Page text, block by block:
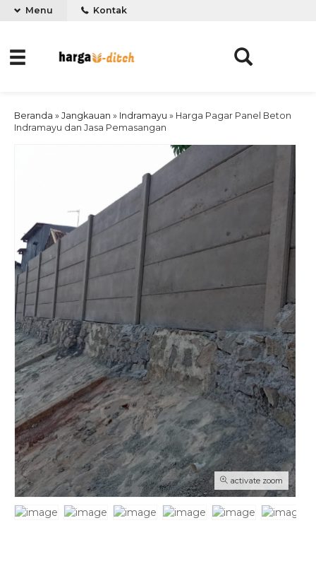
Menu Kontak
Beranda » Jangkauan » Indramayu » Harga Pagar Panel Beton
Indramayu dan Jasa Pemasangan
activate zoom